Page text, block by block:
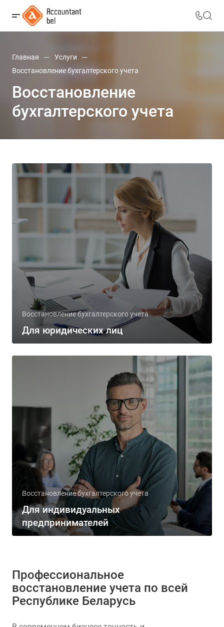
Главная — Услуги —
Восстановление бухгалтерского учета
Восстановление
бухгалтерского учета
Восстановление бухгалтерского учета
Для юридических лиц
Восстановление бухгалтерского учета
Для индивидуальных
предпринимателей
Профессиональное
восстановление учета по всей
Республике Беларусь